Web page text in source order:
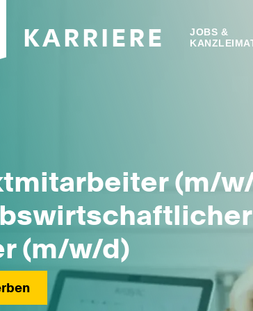
KARRIERE
JOBS &
(m/
(m/w/d)